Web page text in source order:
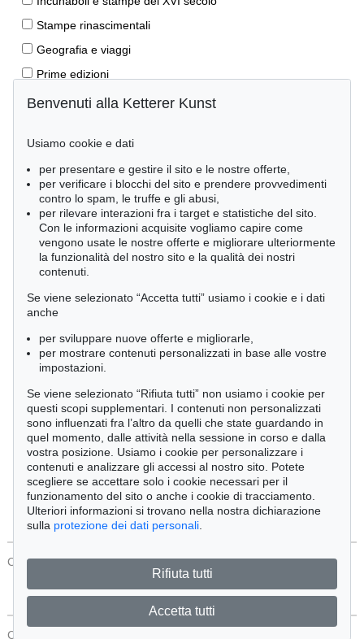
Stampe rinascimentali
Geografia e viaggi
Prime edizioni
Manoscritti antichi
Libri per bambini
Lifestyle
Pietre miliari delle scienze naturali
Letteratura classica
Economia e diritto
Meraviglie della natura
Cimelia
Ordine:
Tutti gli oggetti
Solo offerte attuali
Solo oggetti venduti
Cerca
CONTATTI Protezione Dei Dati
CONTATTI
Benvenuti alla Ketterer Kunst
Usiamo cookie e dati
per presentare e gestire il sito e le nostre offerte,
per verificare i blocchi del sito e prendere provvedimenti
contro lo spam, le truffe e gli abusi,
per rilevare interazioni fra i target e statistiche del sito.
Con le informazioni acquisite vogliamo capire come
vengono usate le nostre offerte e migliorare ulteriormente
la funzionalità del nostro sito e la qualità dei nostri
contenuti.
Se viene selezionato “Accetta tutti” usiamo i cookie e i dati
anche
per sviluppare nuove offerte e migliorarle,
per mostrare contenuti personalizzati in base alle vostre
impostazioni.
Se viene selezionato “Rifiuta tutti” non usiamo i cookie per
questi scopi supplementari. I contenuti non personalizzati
sono influenzati fra l’altro da quelli che state guardando in
quel momento, dalle attività nella sessione in corso e dalla
vostra posizione. Usiamo i cookie per personalizzare i
contenuti e analizzare gli accessi al nostro sito. Potete
scegliere se accettare solo i cookie necessari per il
funzionamento del sito o anche i cookie di tracciamento.
Ulteriori informazioni si trovano nella nostra dichiarazione
sulla protezione dei dati personali
Rifiuta tutti
Accetta tutti